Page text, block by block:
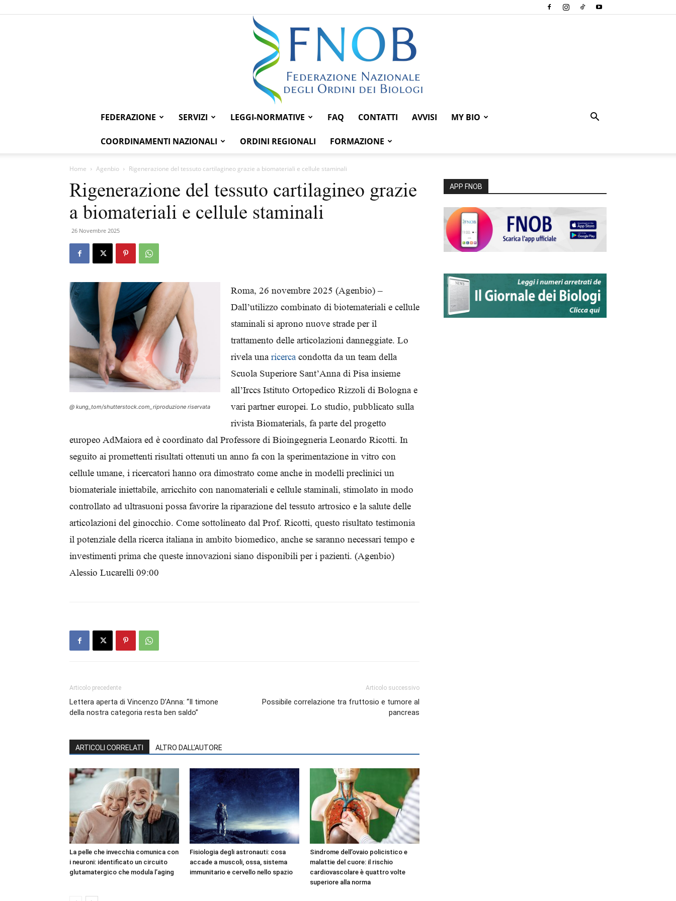
Federazione
FEDERAZIONE SERVIZI LEGGI-NORMATIVE FAQ CONTATTI AVVISI MY BIO
COORDINAMENTI NAZIONALI ORDINI REGIONALI FORMAZIONE
Home Agenbio Rigenerazione del tessuto cartilagineo grazie a biomateriali e cellule staminali
Rigenerazione del tessuto cartilagineo grazie
a biomateriali e cellule staminali
26 Novembre 2025
@ kung_tom/shutterstock.com_riproduzione riservata
Roma, 26 novembre 2025 (Agenbio) –
Dall’utilizzo combinato di biotemateriali e cellule
staminali si aprono nuove strade per il
trattamento delle articolazioni danneggiate. Lo
rivela unaricercacondotta da un team della
Scuola Superiore Sant’Anna di Pisa insieme
all’Irccs Istituto Ortopedico Rizzoli di Bologna e
vari partner europei. Lo studio, pubblicato sulla
rivista Biomaterials, fa parte del progetto
europeo AdMaiora ed è coordinato dal Professore di Bioingegneria Leonardo Ricotti. In
seguito ai promettenti risultati ottenuti un anno fa con la sperimentazione in vitro con
cellule umane, i ricercatori hanno ora dimostrato come anche in modelli preclinici un
biomateriale iniettabile, arricchito con nanomateriali e cellule staminali, stimolato in modo
controllato ad ultrasuoni possa favorire la riparazione del tessuto artrosico e la salute delle
articolazioni del ginocchio. Come sottolineato dal Prof. Ricotti, questo risultato testimonia
il potenziale della ricerca italiana in ambito biomedico, anche se saranno necessari tempo e
investimenti prima che queste innovazioni siano disponibili per i pazienti. (Agenbio)
Alessio Lucarelli 09:00
Articolo precedente
Lettera aperta di Vincenzo D’Anna: “Il timone
della nostra categoria resta ben saldo”
Articolo successivo
Possibile correlazione tra fruttosio e tumore al
pancreas
ARTICOLI CORRELATI ALTRO DALL'AUTORE
La pelle che invecchia comunica con
i neuroni: identificato un circuito
glutamatergico che modula l’aging
Fisiologia degli astronauti: cosa
accade a muscoli, ossa, sistema
immunitario e cervello nello spazio
Sindrome dell’ovaio policistico e
malattie del cuore: il rischio
cardiovascolare è quattro volte
superiore alla norma
APP FNOB